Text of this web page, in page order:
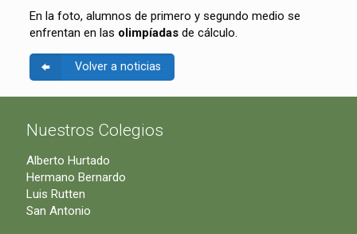
En la foto, alumnos de primero y segundo medio se
enfrentan en las olimpíadasde cálculo.
Volver a noticias
Nuestros Colegios
Alberto Hurtado
Hermano Bernardo
Luis Rutten
San Antonio